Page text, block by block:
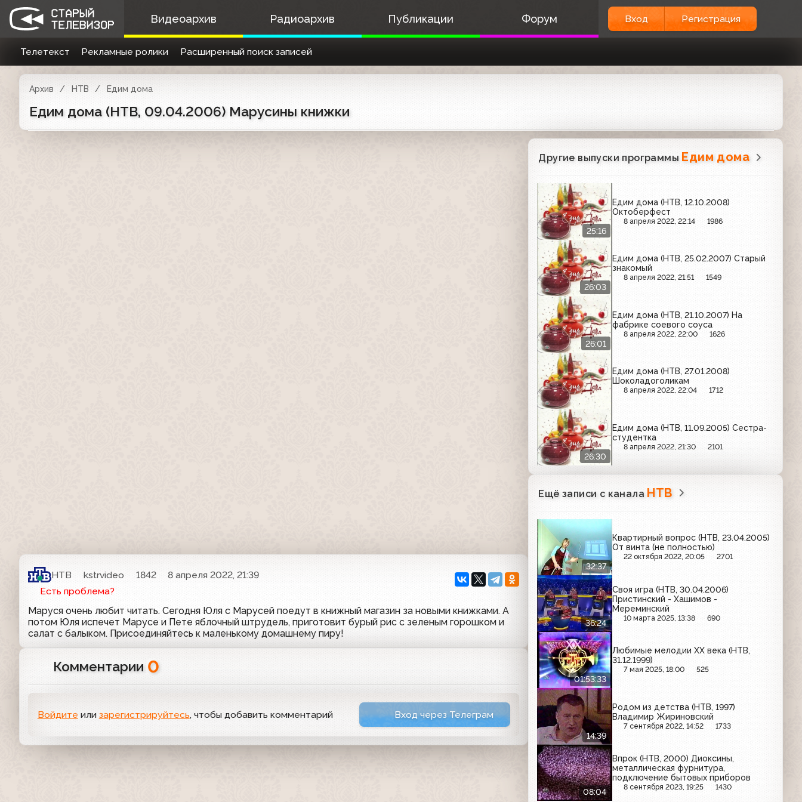
Видеоархив Радиоархив Публикации Форум Вход Регистрация
Телетекст Рекламные ролики Расширенный поиск записей
Архив НТВ Едим дома
Едим дома (НТВ, 09.04.2006) Марусины книжки
НТВ kstrvideo 1842
8 апреля 2022, 21:39
Есть проблема?
Маруся очень любит читать. Сегодня Юля с Марусей поедут в книжный магазин за новыми книжками. А
потом Юля испечет Марусе и Пете яблочный штрудель, приготовит бурый рис с зеленым горошком и
салат с балыком. Присоединяйтесь к маленькому домашнему пиру!
Комментарии 0
Войдите или зарегистрируйтесь, чтобы добавить комментарий Вход через Телеграм
Другие выпуски программы Едим дома
25:16
Едим дома (НТВ, 12.10.2008)
Октоберфест
8 апреля 2022, 22:14 1986
26:03
Едим дома (НТВ, 25.02.2007) Старый
знакомый
8 апреля 2022, 21:51 1549
26:01
Едим дома (НТВ, 21.10.2007) На
фабрике соевого соуса
8 апреля 2022, 22:00 1626
Едим дома (НТВ, 27.01.2008)
Шоколадоголикам
8 апреля 2022, 22:04 1712
26:30
Едим дома (НТВ, 11.09.2005) Сестра-
студентка
8 апреля 2022, 21:30 2101
Ещё записи с канала НТВ
32:37
Квартирный вопрос (НТВ, 23.04.2005)
От винта (не полностью)
22 октября 2022, 20:05 2701
36:24
Своя игра (НТВ, 30.04.2006)
Пристинский - Хашимов -
Мереминский
10 марта 2025, 13:38 690
01:53:33
Любимые мелодии XX века (НТВ,
31.12.1999)
7 мая 2025, 18:00 525
14:39
Родом из детства (НТВ, 1997)
Владимир Жириновский
7 сентября 2022, 14:52 1733
08:04
Впрок (НТВ, 2000) Диоксины,
металлическая фурнитура,
подключение бытовых приборов
8 сентября 2023, 19:25 1430